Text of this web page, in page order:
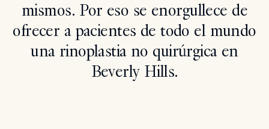
mismos. Por eso se enorgullece de
ofrecer a pacientes de todo el mundo
una rinoplastia no quirúrgica en
Beverly Hills.